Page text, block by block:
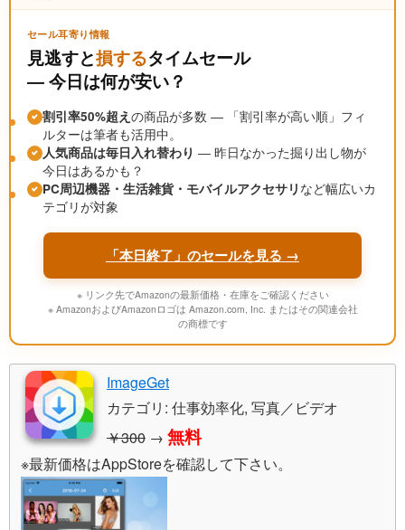
セール耳寄り情報
見逃すと損するタイムセール
― 今日は何が安い？
割引率50%超え の商品が多数 ― 「割引率が高い順」フィ
ルターは筆者も活用中。
人気商品は毎日入れ替わり ― 昨日なかった掘り出し物が
今日はあるかも？
PC周辺機器・生活雑貨・モバイルアクセサリ など幅広いカ
テゴリが対象
「本日終了」のセールを見る →
※ リンク先でAmazonの最新価格・在庫をご確認ください
※ AmazonおよびAmazonロゴは Amazon.com, Inc. またはその関連会社
の商標です
ImageGet
カテゴリ: 仕事効率化, 写真／ビデオ
￥300 → 無料
※最新価格はAppStoreを確認して下さい。